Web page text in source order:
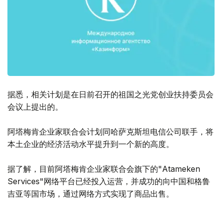
据悉，相关计划是在日前召开的祖国之光党创业扶持委员会
会议上提出的。
阿塔梅肯企业家联合会计划同哈萨克斯坦电信公司联手，将
本土企业的经济活动水平提升到一个新的高度。
据了解，目前阿塔梅肯企业家联合会旗下的"Atameken
Services"网络平台已经投入运营，并成功的向中国和格鲁
吉亚等国市场，通过网络方式实现了商品出售。